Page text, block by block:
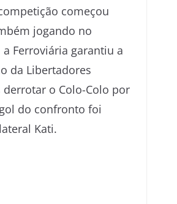
começou
jogando no
a Ferroviária garantiu a
da Libertadores
derrotar o Colo-Colo por
do confronto foi
Kati.